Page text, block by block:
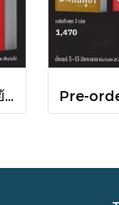
Pre-order เพราะขัดแย้งจึงเป็นประวัติศาสตร์ "ไทย-กัมพูชา" กับความสัมพันธ์หวานปนขม / มติชน